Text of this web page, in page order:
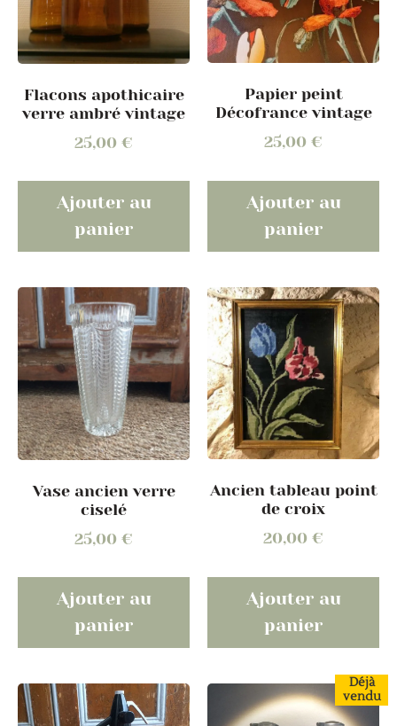
Flacons apothicaire
verre ambré vintage
25,00 €
Ajouter au
panier
Papier peint
Décofrance vintage
25,00 €
Ajouter au
panier
Vase ancien verre
ciselé
25,00 €
Ajouter au
panier
Ancien tableau point
de croix
20,00 €
Ajouter au
panier
Déjà
vendu